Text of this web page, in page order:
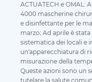
ACTUATECH e OMAL:
4000 mascherine
e disinfettante per le
marzo; Ad aprile è
sistematica dei locali e
un'apparecchiatura di
misurazione della
Queste azioni sono un
tutelare la salute